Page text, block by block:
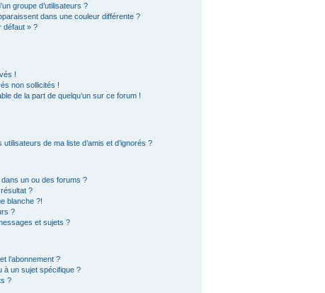
groupe d’utilisateurs ?
dans une couleur différente ?
défaut » ?
!
non sollicités !
de la part de quelqu’un sur ce forum !
de ma liste d’amis et d’ignorés ?
un ou des forums ?
?
blanche ?!
?
et sujets ?
l’abonnement ?
à un sujet spécifique ?
?